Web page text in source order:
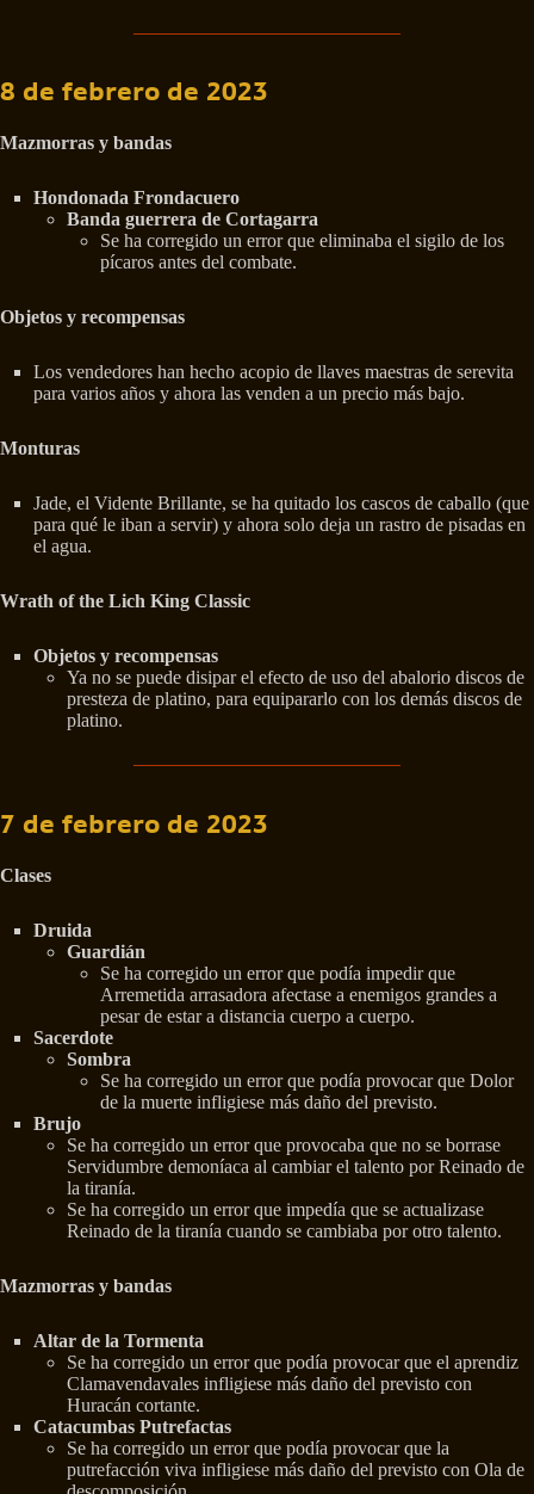
8 de febrero de 2023
Mazmorras y bandas
Hondonada Frondacuero
Banda guerrera de Cortagarra
Se ha corregido un error que eliminaba el sigilo de los
pícaros antes del combate.
Objetos y recompensas
Los vendedores han hecho acopio de llaves maestras de serevita
para varios años y ahora las venden a un precio más bajo.
Monturas
Jade, el Vidente Brillante, se ha quitado los cascos de caballo (que
para qué le iban a servir) y ahora solo deja un rastro de pisadas en
el agua.
Wrath of the Lich King Classic
Objetos y recompensas
Ya no se puede disipar el efecto de uso del abalorio discos de
presteza de platino, para equipararlo con los demás discos de
platino.
7 de febrero de 2023
Clases
Druida
Guardián
Se ha corregido un error que podía impedir que
Arremetida arrasadora afectase a enemigos grandes a
pesar de estar a distancia cuerpo a cuerpo.
Sacerdote
Sombra
Se ha corregido un error que podía provocar que Dolor
de la muerte infligiese más daño del previsto.
Brujo
Se ha corregido un error que provocaba que no se borrase
Servidumbre demoníaca al cambiar el talento por Reinado de
la tiranía.
Se ha corregido un error que impedía que se actualizase
Reinado de la tiranía cuando se cambiaba por otro talento.
Mazmorras y bandas
Altar de la Tormenta
Se ha corregido un error que podía provocar que el aprendiz
Clamavendavales infligiese más daño del previsto con
Huracán cortante.
Catacumbas Putrefactas
Se ha corregido un error que podía provocar que la
putrefacción viva infligiese más daño del previsto con Ola de